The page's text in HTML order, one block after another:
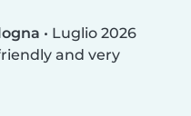
• Luglio 2026
and very